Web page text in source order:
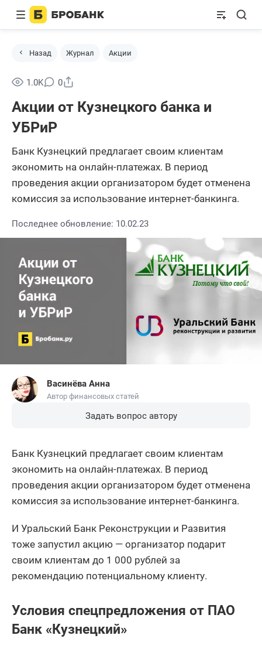
Назад Журнал Акции
1.0K 0
Акции от Кузнецкого банка и
УБРиР
Банк Кузнецкий предлагает своим клиентам
экономить на онлайн-платежах. В период
проведения акции организатором будет отменена
комиссия за использование интернет-банкинга.
Последнее обновление: 10.02.23
Васинёва Анна
Автор финансовых статей
Задать вопрос автору
Банк Кузнецкий предлагает своим клиентам
экономить на онлайн-платежах. В период
проведения акции организатором будет отменена
комиссия за использование интернет-банкинга.
И Уральский Банк Реконструкции и Развития
тоже запустил акцию — организатор подарит
своим клиентам до 1 000 рублей за
рекомендацию потенциальному клиенту.
Условия спецпредложения от ПАО
Банк «Кузнецкий»